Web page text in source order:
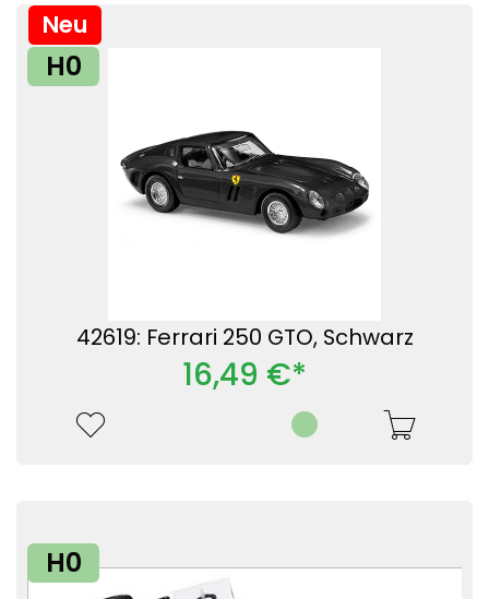
H0
42619: Ferrari 250 GTO, Schwarz
Neu
16,49 €*
H0